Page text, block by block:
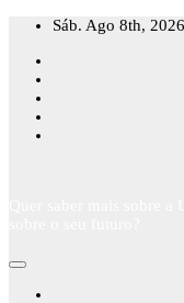
Skip
content
Sáb. Ago 8th, 2026